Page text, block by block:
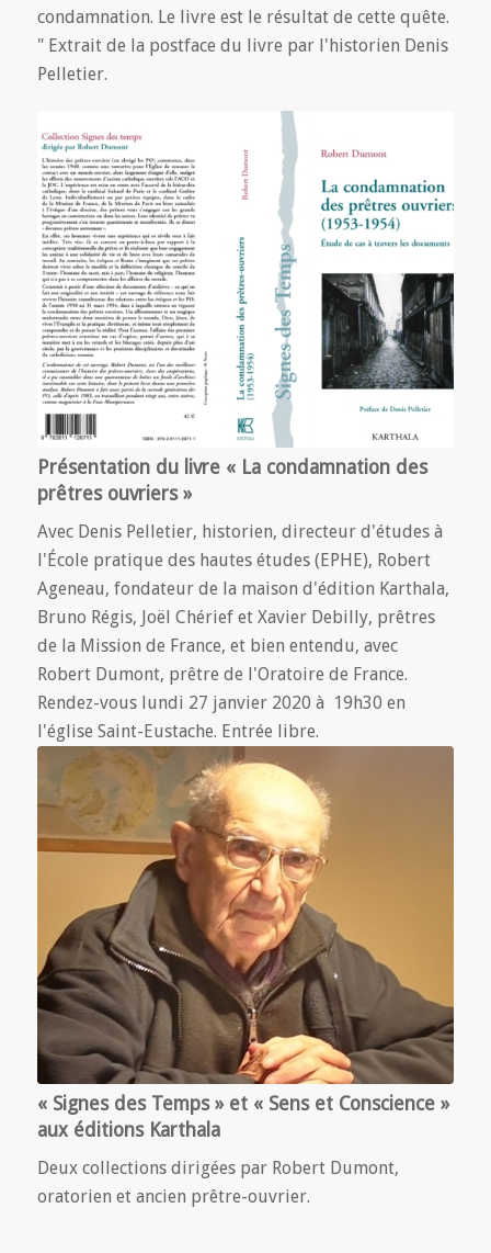
condamnation. Le livre est le résultat de cette quête.
" Extrait de la postface du livre par l'historien Denis
Pelletier.
Présentation du livre « La condamnation des
prêtres ouvriers »
Avec Denis Pelletier, historien, directeur d'études à
l'École pratique des hautes études (EPHE), Robert
Ageneau, fondateur de la maison d'édition Karthala,
Bruno Régis, Joël Chérief et Xavier Debilly, prêtres
de la Mission de France, et bien entendu, avec
Robert Dumont, prêtre de l'Oratoire de France.
Rendez-vous lundi 27 janvier 2020 à 19h30 en
l'église Saint-Eustache. Entrée libre.
« Signes des Temps » et « Sens et Conscience »
aux éditions Karthala
Deux collections dirigées par Robert Dumont,
oratorien et ancien prêtre-ouvrier.